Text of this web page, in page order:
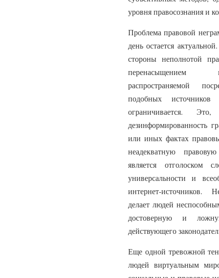
уровня правосознания и
Проблема правовой
день остается
стороны неполнотой
перенасыщением
распространяемой
подобных
ограничивается.
дезинформированность
или иных фактах
неадекватную
является отголоском
универсальности и
интернет-источников.
делает людей
достоверную и
действующего
Еще одной тревожной
людей виртуальным